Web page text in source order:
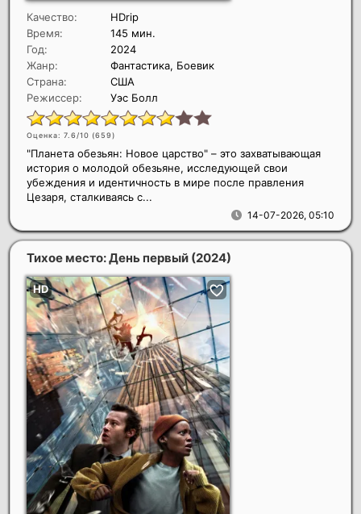
Качество:
HDrip
Время:
145 мин.
Год:
2024
Жанр:
Фантастика, Боевик
Страна:
США
Режиссер:
Уэс Болл
Оценка: 7.6/10 (659)
14-07-2026, 05:10
"Планета обезьян: Новое царство" – это захватывающая
история о молодой обезьяне, исследующей свои
убеждения и идентичность в мире после правления
Цезаря, сталкиваясь с...
Тихое место: День первый (2024)